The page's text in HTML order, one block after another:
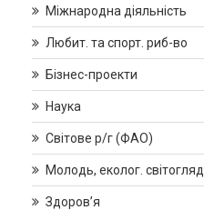
Міжнародна діяльність
Любит. та спорт. риб-во
Бізнес-проекти
Наука
Світове р/г (ФАО)
Молодь, еколог. світогляд
Здоров’я